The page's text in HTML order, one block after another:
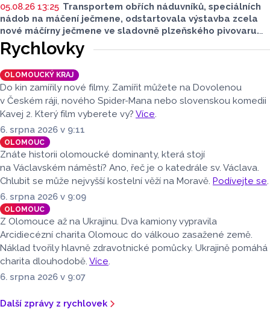
05.08.26 13:25 Transportem obřích náduvníků, speciálních
nádob na máčení ječmene, odstartovala výstavba zcela
nové máčírny ječmene ve sladovně plzeňského pivovaru.
Materiál vyrobila a převezla olomoucká firma PROJECT
MALT, která dokázala v úterý 4. srpna úspěšně převézt
z Olomouce v pořadí již čtvrtá masivní vlna přepravy
nadměrných nákladů s
Rychlovky
OLOMOUCKÝ KRAJ
Do kin zamířily nové filmy. Zamířit můžete na Dovolenou
v Českém ráji, nového Spider-Mana nebo slovenskou komedii
Kavej 2. Který film vyberete vy? Více.
6. srpna 2026 v 9:11
OLOMOUC
Znáte historii olomoucké dominanty, která stojí
na Václavském náměstí? Ano, řeč je o katedrále sv. Václava.
Chlubit se může nejvyšší kostelní věží na Moravě. Podívejte se.
6. srpna 2026 v 9:09
OLOMOUC
Z Olomouce až na Ukrajinu. Dva kamiony vypravila
Arcidiecézní charita Olomouc do válkouo zasažené země.
Náklad tvořily hlavně zdravotnické pomůcky. Ukrajině pomáhá
charita dlouhodobě. Více.
6. srpna 2026 v 9:07
Další zprávy z rychlovek